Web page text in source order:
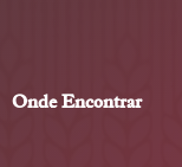
Onde Encontrar